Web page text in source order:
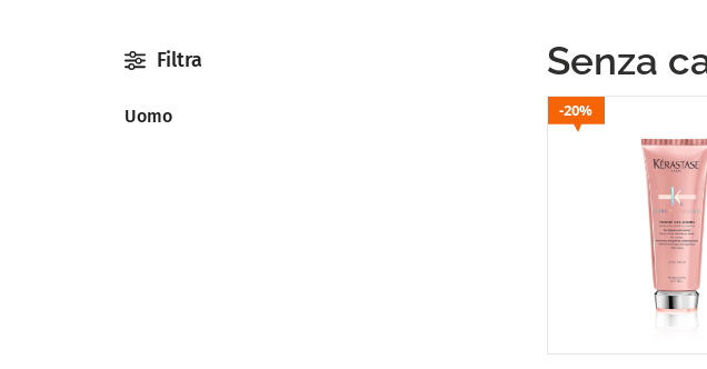
Filtra
Uomo
Senza
20%